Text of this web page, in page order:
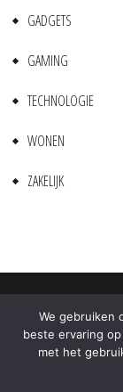
GADGETS
GAMING
TECHNOLOGIE
WONEN
ZAKELIJK
Proudly
We gebruiken
beste ervaring
met het